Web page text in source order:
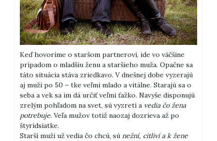
Keď hovoríme o staršom partnerovi, ide vo väčšine
prípadom o mladšiu ženu a staršieho muža. Opačne sa
táto situácia stáva zriedkavo. V dnešnej dobe vyzerajú
aj muži po 50 – tke veľmi mlado a vitálne. Starajú sa o
seba a vek sa im dá určiť veľmi ťažko. Navyše disponujú
zrelým pohľadom na svet, sú vyzretí a vedia čo žena
potrebuje. Veľa mužov totiž naozaj dozrieva až po
štyridsiatke.
Starší muži už vedia čo chcú, sú nežní, citliví a k žene